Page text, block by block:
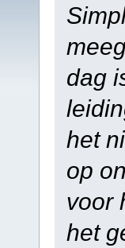
dag
het
op
voor
het